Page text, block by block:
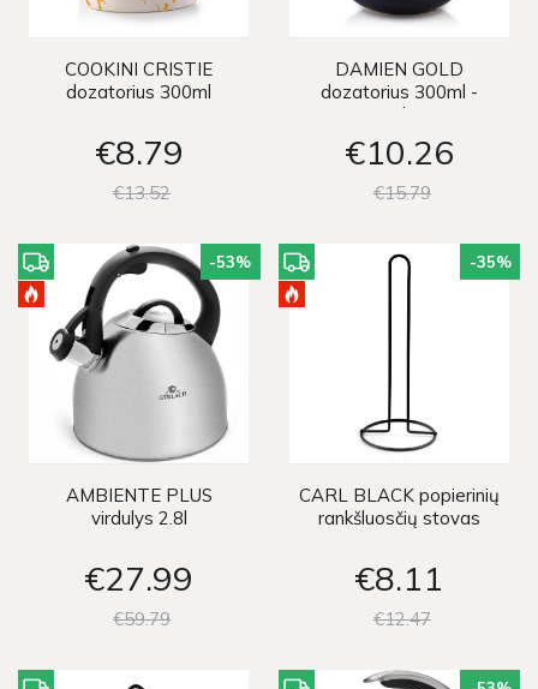
COOKINI CRISTIE
dozatorius 300ml
€8 79
€1352
DAMIEN GOLD
dozatorius 300ml -
juodas
€10 26
€1579
-53%
AMBIENTE PLUS
virdulys 2.8l
€27 99
€5979
-35%
CARL BLACK popierinių
rankšluosčių stovas
€8 11
€1247